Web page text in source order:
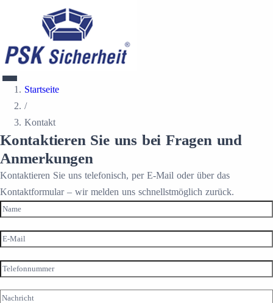
Startseite
/
Kontakt
Kontaktieren Sie uns beiFragen und
Anmerkungen
Kontaktieren Sie uns telefonisch, per E-Mail oder über das
Kontaktformular – wir melden uns schnellstmöglich zurück.
Name
Email(erforderlich)
Telefonnummer
Nachricht